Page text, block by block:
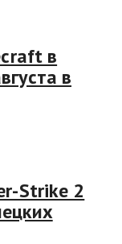
в
в
Strike 2